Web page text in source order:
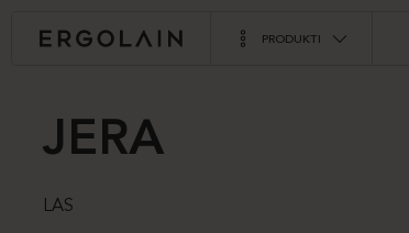
PRODUKTI
JERA
LAS